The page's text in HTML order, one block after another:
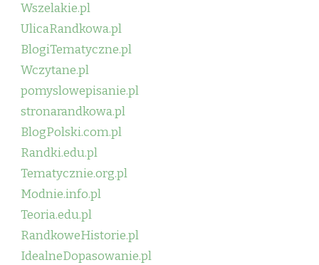
Wszelakie.pl
UlicaRandkowa.pl
BlogiTematyczne.pl
Wczytane.pl
pomyslowepisanie.pl
stronarandkowa.pl
BlogPolski.com.pl
Randki.edu.pl
Tematycznie.org.pl
Modnie.info.pl
Teoria.edu.pl
RandkoweHistorie.pl
IdealneDopasowanie.pl